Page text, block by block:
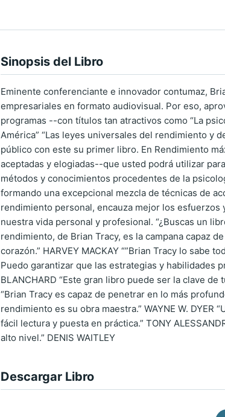
Sinopsis del Libro
Eminente conferenciante e innovador contumaz,
empresariales en formato audiovisual. Por eso,
programas --con títulos tan atractivos como “La
América” “Las leyes universales del rendimiento y
público con este su primer libro. En Rendimiento
aceptadas y elogiadas--que usted podrá utilizar
métodos y conocimientos procedentes de la
formando una excepcional mezcla de técnicas de
rendimiento personal, encauza mejor los
nuestra vida personal y profesional. “¿Buscas un
rendimiento, de Brian Tracy, es la campana capaz
corazón.” HARVEY MACKAY “”Brian Tracy lo
Puedo garantizar que las estrategias y habilidades
BLANCHARD “Este gran libro puede ser la clave
“Brian Tracy es capaz de penetrar en lo más
rendimiento es su obra maestra.” WAYNE W.
fácil lectura y puesta en práctica.” TONY
alto nivel.” DENIS WAITLEY
Descargar Libro